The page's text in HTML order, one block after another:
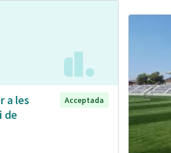
a les
de
Acceptada